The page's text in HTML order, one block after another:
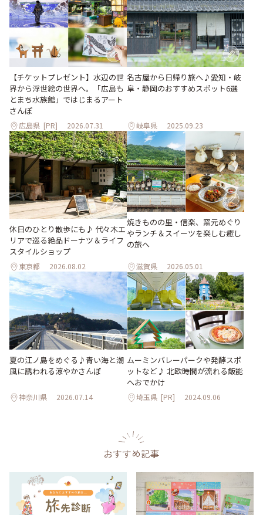
【チケットプレゼント】水辺の世
界から浮世絵の世界へ。「広島も
とまち水族館」ではじまるアート
さんぽ
広島県 [PR] 2026.07.31
名古屋から日帰り旅へ♪愛知・岐
阜・静岡のおすすめスポット6選
岐阜県 2025.09.23
休日のひとり散歩にも♪ 代々木エ
リアで巡る絶品ドーナツ＆ライフ
スタイルショップ
東京都 2026.08.02
焼きものの里・信楽、窯元めぐり
やランチ＆スイーツを楽しむ癒し
の旅へ
滋賀県 2026.05.01
夏の江ノ島をめぐる♪青い海と潮
風に誘われる涼やかさんぽ
神奈川県 2026.07.14
ムーミンバレーパークや発酵スポ
ットなど♪ 北欧時間が流れる飯能
へおでかけ
埼玉県 [PR] 2024.09.06
おすすめ記事